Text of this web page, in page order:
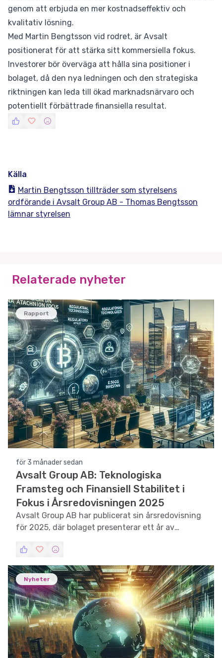
genom att erbjuda en mer kostnadseffektiv och
kvalitativ lösning.
Med Martin Bengtsson vid rodret, är Avsalt
positionerat för att stärka sitt kommersiella fokus.
Investorer bör överväga att hålla sina positioner i
bolaget, då den nya ledningen och den strategiska
riktningen kan leda till ökad marknadsnärvaro och
potentiellt förbättrade finansiella resultat.
Källa
Martin Bengtsson tillträder som styrelsens
ordförande i Avsalt Group AB - Thomas Bengtsson
lämnar styrelsen
Relaterade nyheter
Rapport
för 3 månader sedan
Avsalt Group AB: Teknologiska
Framsteg och Finansiell Stabilitet i
Fokus i Årsredovisningen 2025
Avsalt Group AB har publicerat sin årsredovisning
för 2025, där bolaget presenterar ett år av
initiativ mot kommersialisering.
Nyheter